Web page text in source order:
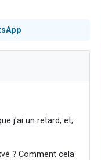
j'ai un retard, et,
? Comment cela